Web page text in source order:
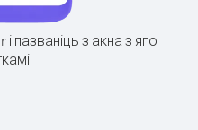
пазваніць з акна з яго